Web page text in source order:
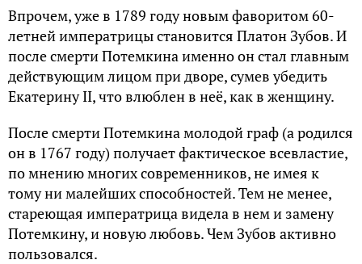
Впрочем, уже в 1789 году новым фаворитом 60-
летней императрицы становится Платон Зубов. И
после смерти Потемкина именно он стал главным
действующим лицом при дворе, сумев убедить
Екатерину II, что влюблен в неё, как в женщину.
После смерти Потемкина молодой граф (а родился
он в 1767 году) получает фактическое всевластие,
по мнению многих современников, не имея к
тому ни малейших способностей. Тем не менее,
стареющая императрица видела в нем и замену
Потемкину, и новую любовь. Чем Зубов активно
пользовался.